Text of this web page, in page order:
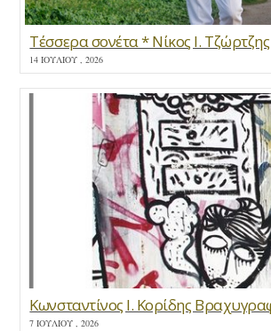
Τέσσερα σονέτα * Νίκος Ι. Τζώρτζης
14 ΙΟΥΛΊΟΥ , 2026
Κωνσταντίνος Ι. Κορίδης
7 ΙΟΥΛΊΟΥ , 2026